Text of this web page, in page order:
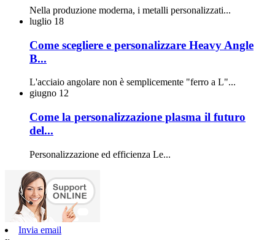
Nella produzione moderna, i metalli personalizzati...
luglio 18
Come scegliere e personalizzare Heavy Angle
B...
L'acciaio angolare non è semplicemente "ferro a L"...
giugno 12
Come la personalizzazione plasma il futuro
del...
Personalizzazione ed efficienza Le...
Invia email